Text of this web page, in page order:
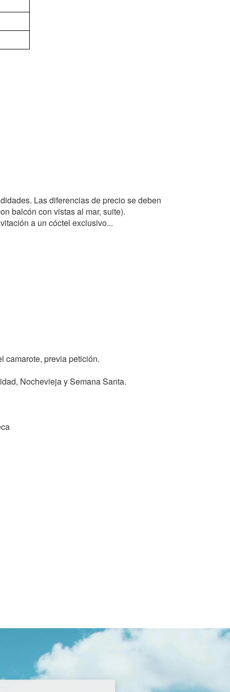
Las diferencias de precio se deben
balcón con vistas al mar, suite).
a un cóctel exclusivo...
camarote, previa petición.
Nochevieja y Semana Santa.